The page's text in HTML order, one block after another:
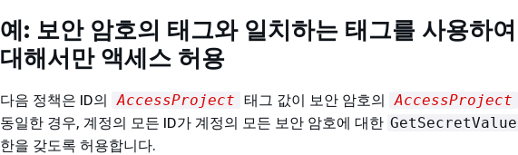
예: 보안 암호의 태그와 일치하는 태그를 사용하
대해서만 액세스 허용
다음 정책은 ID의 AccessProject 태그 값이 보안 암호의 AccessProject
동일한 경우, 계정의 모든 ID가 계정의 모든 보안 암호에 대한 GetSecretValue
한을 갖도록 허용합니다.